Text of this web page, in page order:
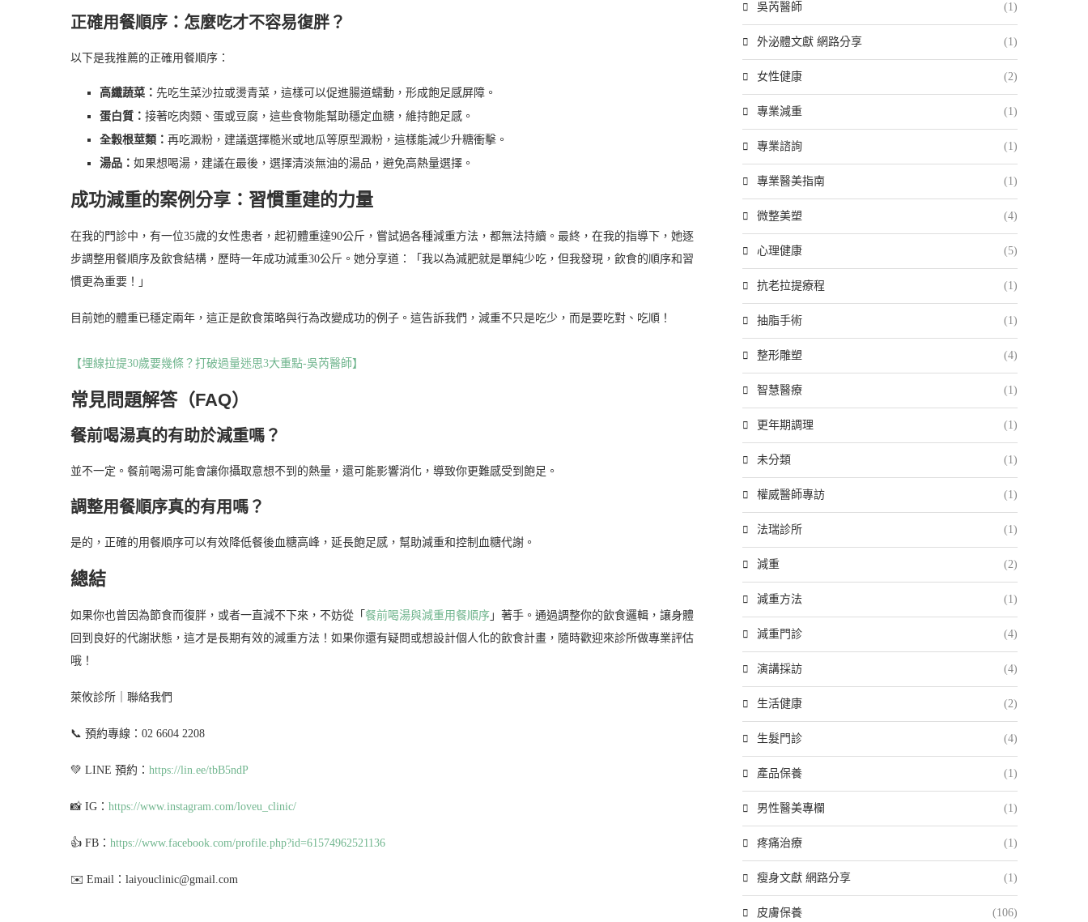
正確用餐順序：怎麼吃才不容易復胖？
以下是我推薦的正確用餐順序：
高纖蔬菜： 先吃生菜沙拉或燙青菜，這樣可以促進腸道蠕動，形成飽足感屏障。
蛋白質： 接著吃肉類、蛋或豆腐，這些食物能幫助穩定血糖，維持飽足感。
全穀根莖類： 再吃澱粉，建議選擇糙米或地瓜等原型澱粉，這樣能減少升糖衝擊。
湯品： 如果想喝湯，建議在最後，選擇清淡無油的湯品，避免高熱量選擇。
成功減重的案例分享：習慣重建的力量
在我的門診中，有一位35歲的女性患者，起初體重達90公斤，嘗試過各種減重方法，都無法持續。最終，在我的指導下，她逐
步調整用餐順序及飲食結構，歷時一年成功減重30公斤。她分享道：「我以為減肥就是單純少吃，但我發現，飲食的順序和習
慣更為重要！」
目前她的體重已穩定兩年，這正是飲食策略與行為改變成功的例子。這告訴我們，減重不只是吃少，而是要吃對、吃順！
【埋線拉提30歲要幾條？打破過量迷思3大重點-吳芮醫師】
常見問題解答（FAQ）
餐前喝湯真的有助於減重嗎？
並不一定。餐前喝湯可能會讓你攝取意想不到的熱量，還可能影響消化，導致你更難感受到飽足。
調整用餐順序真的有用嗎？
是的，正確的用餐順序可以有效降低餐後血糖高峰，延長飽足感，幫助減重和控制血糖代謝。
總結
如果你也曾因為節食而復胖，或者一直減不下來，不妨從「 餐前喝湯與減重用餐順序 」著手。通過調整你的飲食邏輯，讓身體
回到良好的代謝狀態，這才是長期有效的減重方法！如果你還有疑問或想設計個人化的飲食計畫，隨時歡迎來診所做專業評估
哦！
萊攸診所｜聯絡我們
📞 預約專線：02 6604 2208
💚 LINE 預約： https://lin.ee/tbB5ndP
📸 IG： https://www.instagram.com/loveu_clinic/
👍 FB： https://www.facebook.com/profile.php?id=61574962521136
✉️ Email：laiyouclinic@gmail.com
吳芮醫師 (1)
外泌體文獻 網路分享 (1)
女性健康 (2)
專業減重 (1)
專業諮詢 (1)
專業醫美指南 (1)
微整美塑 (4)
心理健康 (5)
抗老拉提療程 (1)
抽脂手術 (1)
整形雕塑 (4)
智慧醫療 (1)
更年期調理 (1)
未分類 (1)
權威醫師專訪 (1)
法瑞診所 (1)
減重 (2)
減重方法 (1)
減重門診 (4)
演講採訪 (4)
生活健康 (2)
生髮門診 (4)
產品保養 (1)
男性醫美專欄 (1)
疼痛治療 (1)
瘦身文獻 網路分享 (1)
皮膚保養 (106)